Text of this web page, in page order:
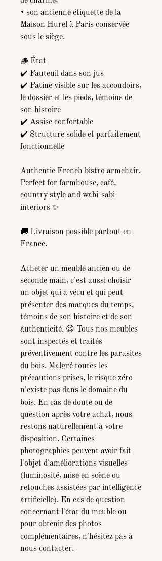
• son ancienne étiquette de la
Maison Hurel à Paris conservée
sous le siège.
🪵 État
✔️ Fauteuil dans son jus
✔️ Patine visible sur les accoudoirs,
le dossier et les pieds, témoins de
son histoire
✔️ Assise confortable
✔️ Structure solide et parfaitement
fonctionnelle
Authentic French bistro armchair.
Perfect for farmhouse, café,
country style and wabi-sabi
interiors ✨
🚚 Livraison possible partout en
France.
Acheter un meuble ancien ou de
seconde main, c'est aussi choisir
un objet qui a vécu et qui peut
présenter des marques du temps,
témoins de son histoire et de son
authenticité. 😉 Tous nos meubles
sont inspectés et traités
préventivement contre les parasites
du bois. Malgré toutes les
précautions prises, le risque zéro
n'existe pas dans le domaine du
bois. En cas de doute ou de
question après votre achat, nous
restons naturellement à votre
disposition. Certaines
photographies peuvent avoir fait
l'objet d'améliorations visuelles
(luminosité, mise en scène ou
retouches assistées par intelligence
artificielle). En cas de question
concernant l'état du meuble ou
pour obtenir des photos
complémentaires, n'hésitez pas à
nous contacter.